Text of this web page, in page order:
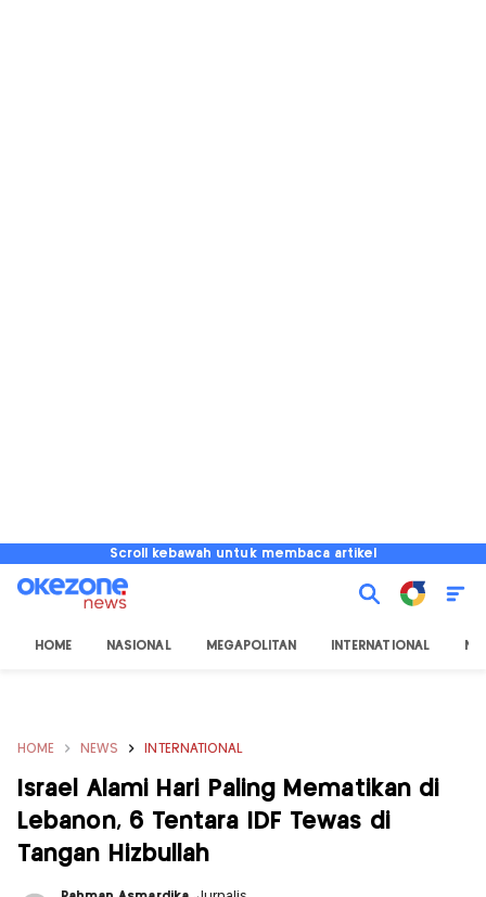
Scroll kebawah untuk membaca artikel
HOME NASIONAL MEGAPOLITAN INTERNATIONAL
HOME NEWS INTERNATIONAL
Israel Alami Hari Paling Mematikan di
Lebanon, 6 Tentara IDF Tewas di
Tangan Hizbullah